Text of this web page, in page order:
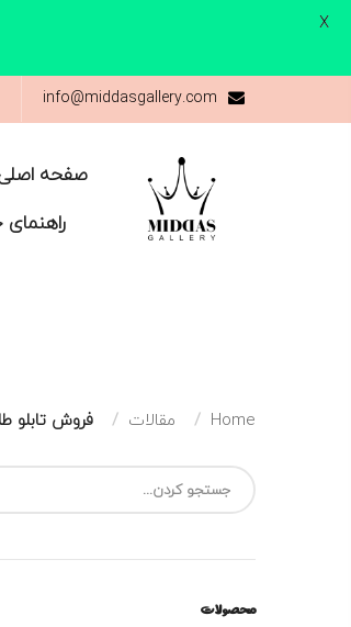
info@middasgallery.com
صفحه
Home مقالات فروش تابلو
محصولات
X